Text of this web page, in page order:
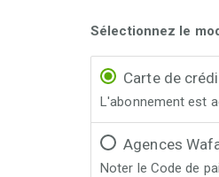
Sélectionnez le
Carte de
L'abonnement est
Agences
Noter le Code de